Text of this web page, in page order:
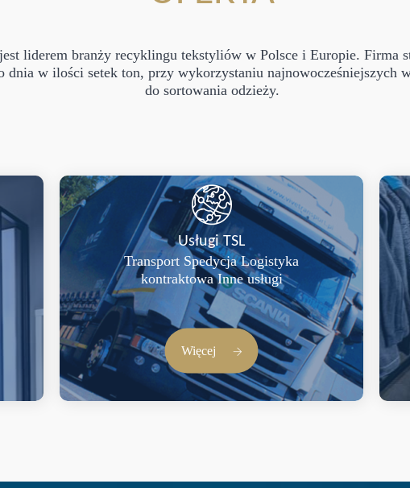
liderem branży recyklingu tekstyliów w Polsce i Europie. Firma
dnia w ilości setek ton, przy wykorzystaniu najnowocześniejszych
do sortowania odzieży.
Usługi TSL
Transport Spedycja Logistyka
kontraktowa Inne usługi
Więcej